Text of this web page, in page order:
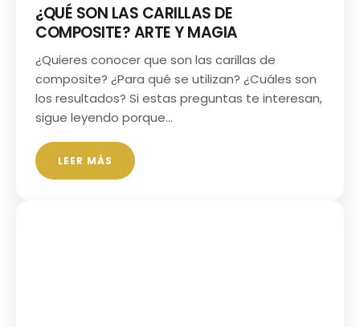
¿QUÉ SON LAS CARILLAS DE
COMPOSITE? ARTE Y MAGIA
¿Quieres conocer que son las carillas de
composite? ¿Para qué se utilizan? ¿Cuáles son
los resultados? Si estas preguntas te interesan,
sigue leyendo porque…
LEER MÁS